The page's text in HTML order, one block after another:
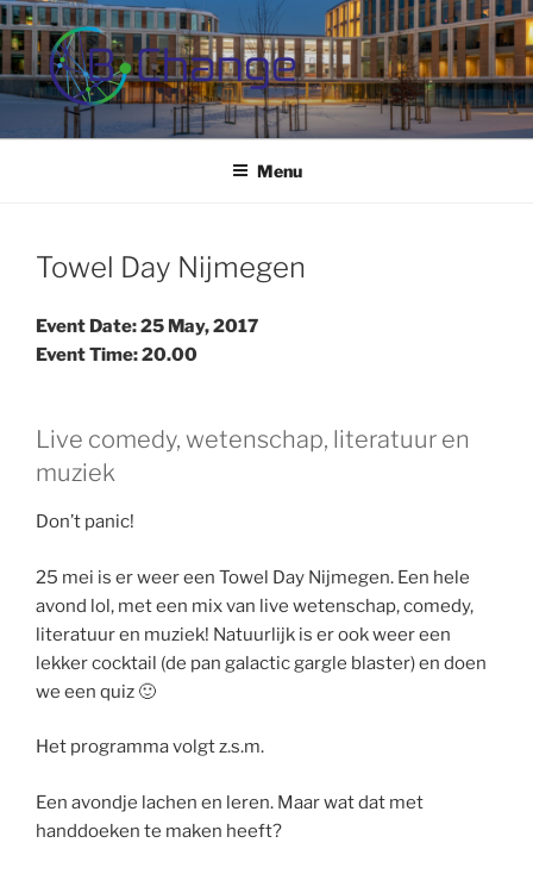
Skip
to
content
B-CHANGE
Study Association Behaviour Change
Menu
Towel Day Nijmegen
Event Date: 25 May, 2017
Event Time: 20.00
Live comedy, wetenschap, literatuur en
muziek
Don’t panic!
25 mei is er weer een Towel Day Nijmegen. Een hele
avond lol, met een mix van live wetenschap, comedy,
literatuur en muziek! Natuurlijk is er ook weer een
lekker cocktail (de pan galactic gargle blaster) en doen
we een quiz 🙂
Het programma volgt z.s.m.
Een avondje lachen en leren. Maar wat dat met
handdoeken te maken heeft?